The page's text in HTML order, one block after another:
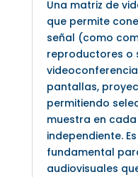
Una matriz de
que permite
señal (como
reproductores o
pantallas,
permitiendo
muestra en
independiente.
fundamental
audiovisuales